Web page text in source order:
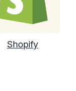
Shopify